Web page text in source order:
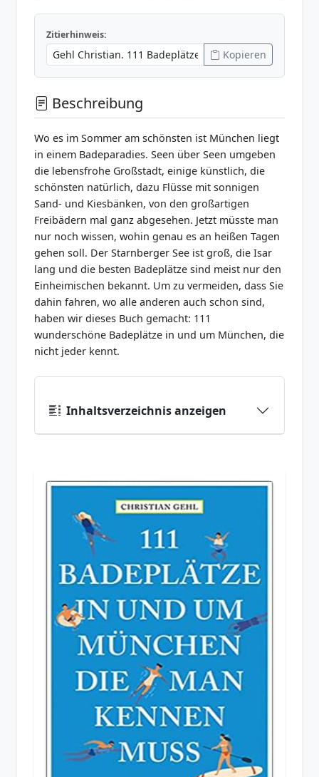
Zitierhinweis:
Kopieren
Beschreibung
Wo es im Sommer am schönsten ist München liegt
in einem Badeparadies. Seen über Seen umgeben
die lebensfrohe Großstadt, einige künstlich, die
schönsten natürlich, dazu Flüsse mit sonnigen
Sand- und Kiesbänken, von den großartigen
Freibädern mal ganz abgesehen. Jetzt müsste man
nur noch wissen, wohin genau es an heißen Tagen
gehen soll. Der Starnberger See ist groß, die Isar
lang und die besten Badeplätze sind meist nur den
Einheimischen bekannt. Um zu vermeiden, dass Sie
dahin fahren, wo alle anderen auch schon sind,
haben wir dieses Buch gemacht: 111
wunderschöne Badeplätze in und um München, die
nicht jeder kennt.
Inhaltsverzeichnis anzeigen